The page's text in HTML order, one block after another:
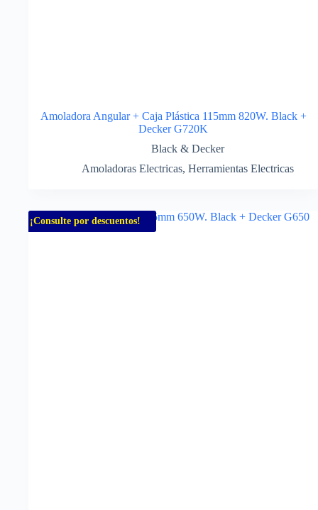
Amoladora Angular + Caja Plástica 115mm 820W. Black +
Decker G720K
Black & Decker
Amoladoras Electricas, Herramientas Electricas
¡Consulte por descuentos!